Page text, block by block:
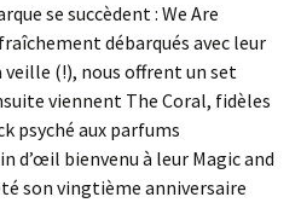
se succèdent : We Are
débarqués avec leur
(!), nous offrent un set
viennent The Coral, fidèles
psyché aux parfums
d’œil bienvenu à leur Magic and
son vingtième anniversaire